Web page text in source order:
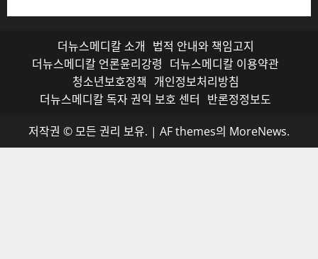
더뉴스메디칼 소개 법적 안내와 책임고지
더뉴스메디칼 언론윤리강령 더뉴스메디칼 이용약관
청소년보호정책 개인정보처리방침
더뉴스메디칼 독자 권익 보호 센터 반론정정보도
저작권 © 모든 권리 보유. | AF themes의 MoreNews.